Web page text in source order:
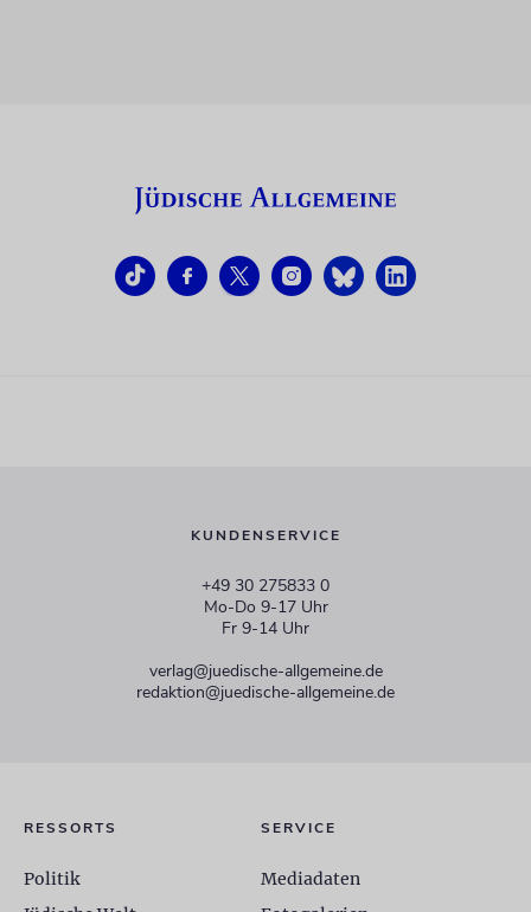
KUNDENSERVICE
+49 30 275833 0
Mo-Do 9-17 Uhr
Fr 9-14 Uhr
verlag@juedische-allgemeine.de
redaktion@juedische-allgemeine.de
RESSORTS
Politik
SERVICE
Mediadaten